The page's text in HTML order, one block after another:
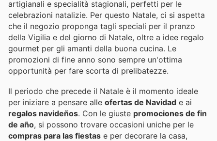
artigianali e specialità stagionali, perfetti per le
celebrazioni natalizie. Per questo Natale, ci si aspetta
che il negozio proponga tagli speciali per il pranzo
della Vigilia e del giorno di Natale, oltre a idee regalo
gourmet per gli amanti della buona cucina. Le
promozioni di fine anno sono sempre un'ottima
opportunità per fare scorta di prelibatezze.
Il periodo che precede il Natale è il momento ideale
per iniziare a pensare alle ofertas de Navidad e ai
regalos navideños. Con le giuste promociones de fin
de año, si possono trovare occasioni uniche per le
compras para las fiestas e per decorare la casa,